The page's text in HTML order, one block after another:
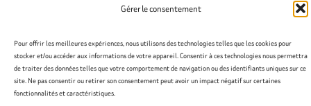
Gérer le consentement
Pour offrir les meilleures expériences, nous utilisons des technologies telles que les cookies pour
stocker et/ou accéder aux informations de votre appareil. Consentir à ces technologies nous permettra
de traiter des données telles que votre comportement de navigation ou des identifiants uniques sur ce
site. Ne pas consentir ou retirer son consentement peut avoir un impact négatif sur certaines
fonctionnalités et caractéristiques.